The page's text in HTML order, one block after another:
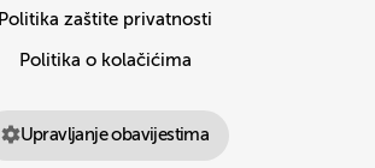
Politika zaštite privatnosti
Politika o kolačićima
Upravljanje obavijestima